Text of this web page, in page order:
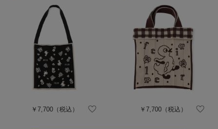
￥7,700 （税込） ￥7,700（税込）